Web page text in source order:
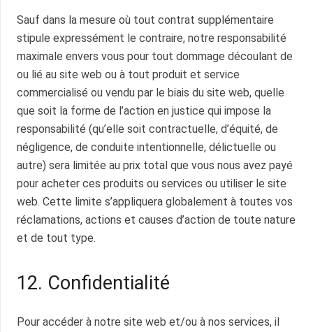
Sauf dans la mesure où tout contrat supplémentaire
stipule expressément le contraire, notre responsabilité
maximale envers vous pour tout dommage découlant de
ou lié au site web ou à tout produit et service
commercialisé ou vendu par le biais du site web, quelle
que soit la forme de l’action en justice qui impose la
responsabilité (qu’elle soit contractuelle, d’équité, de
négligence, de conduite intentionnelle, délictuelle ou
autre) sera limitée au prix total que vous nous avez payé
pour acheter ces produits ou services ou utiliser le site
web. Cette limite s’appliquera globalement à toutes vos
réclamations, actions et causes d’action de toute nature
et de tout type.
12. Confidentialité
Pour accéder à notre site web et/ou à nos services, il